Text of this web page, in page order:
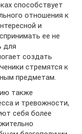
способствует
отношения к
и
ее не
для
создать
стремятся к
предметам.
также
и тревожности,
себя более